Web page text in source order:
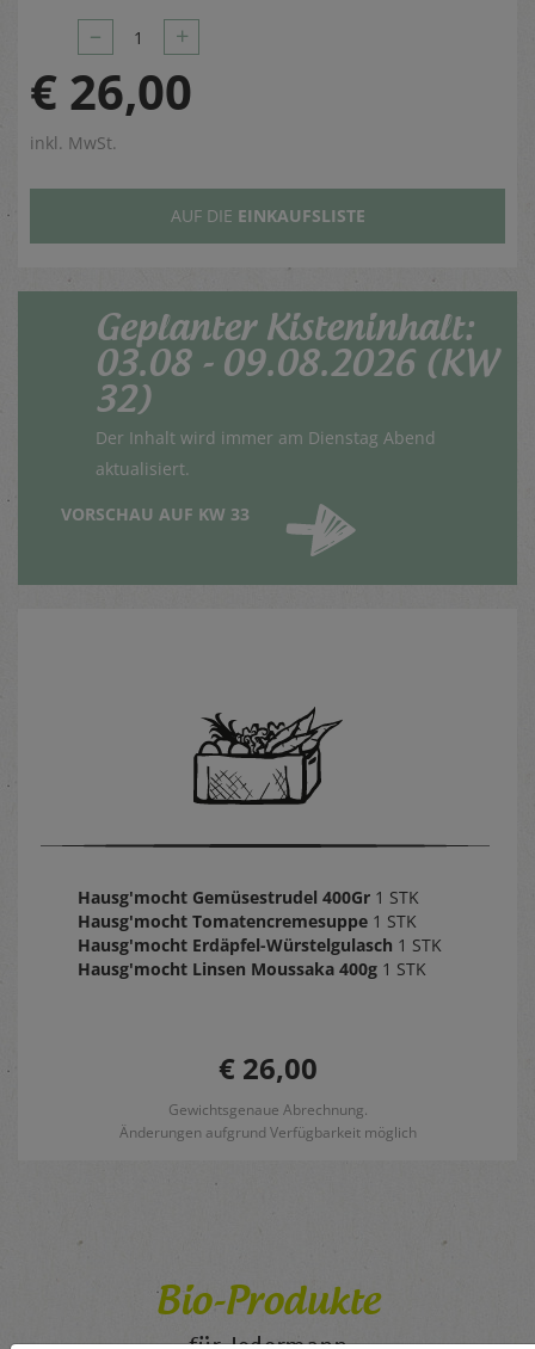
– 1 +
€ 26,00
inkl. MwSt.
AUF DIE EINKAUFSLISTE
Geplanter Kisteninhalt:
03.08 - 09.08.2026 (KW
32)
Der Inhalt wird immer am Dienstag Abend
aktualisiert.
VORSCHAU AUF KW 33
Hausg'mocht Gemüsestrudel 400Gr 1 STK
Hausg'mocht Tomatencremesuppe 1 STK
Hausg'mocht Erdäpfel-Würstelgulasch 1 STK
Hausg'mocht Linsen Moussaka 400g 1 STK
€ 26,00
Gewichtsgenaue Abrechnung.
Änderungen aufgrund Verfügbarkeit möglich
Bio-Produkte